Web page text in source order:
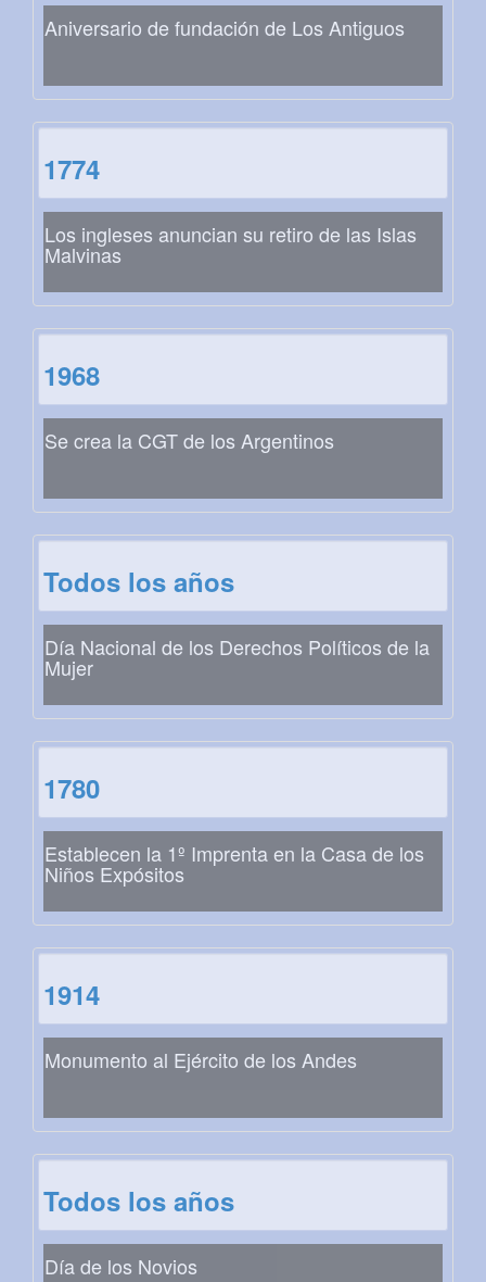
Aniversario de fundación de Los Antiguos
1774
Los ingleses anuncian su retiro de las Islas
Malvinas
1968
Se crea la CGT de los Argentinos
Todos los años
Día Nacional de los Derechos Políticos de la
Mujer
1780
Establecen la 1º Imprenta en la Casa de los
Niños Expósitos
1914
Monumento al Ejército de los Andes
Todos los años
Día de los Novios